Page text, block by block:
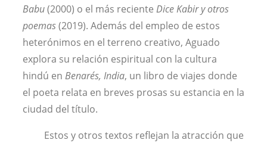
Babu(2000) o el más reciente Dice Kabir y otros
poemas(2019). Además del empleo de estos
heterónimos en el terreno creativo, Aguado
explora su relación espiritual con la cultura
hindú en Benarés, India, un libro de viajes donde
el poeta relata en breves prosas su estancia en la
ciudad del título.
Estos y otros textos reflejan la atracción que